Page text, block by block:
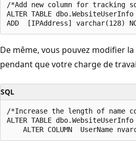
/*Add new column for tracking
ALTER TABLE dbo.WebsiteUserInfo
De même, vous pouvez modifier
pendant que votre charge de
SQL
/*Increase the length of name
ALTER TABLE dbo.WebsiteUserInfo